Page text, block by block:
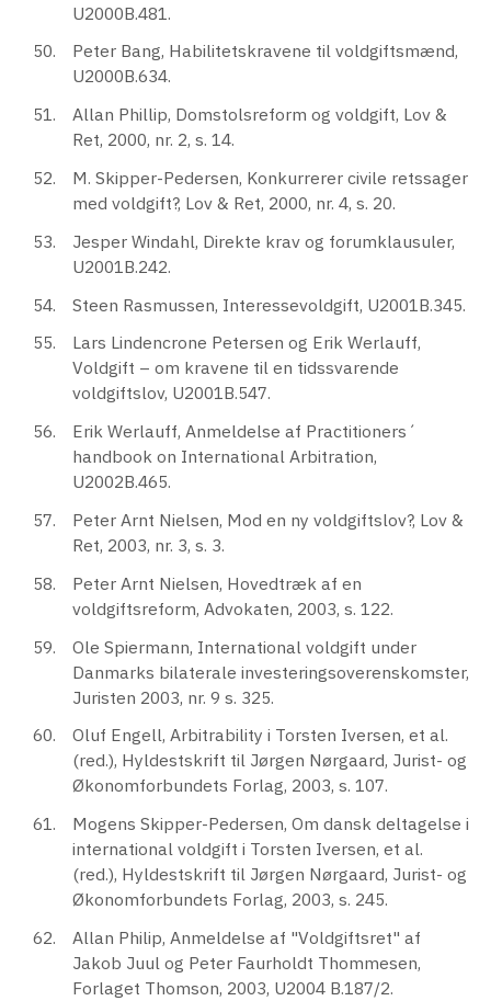
U2000B.481.
Peter Bang, Habilitetskravene til voldgiftsmænd,
U2000B.634.
Allan Phillip, Domstolsreform og voldgift, Lov &
Ret, 2000, nr. 2, s. 14.
M. Skipper-Pedersen, Konkurrerer civile retssager
med voldgift?, Lov & Ret, 2000, nr. 4, s. 20.
Jesper Windahl, Direkte krav og forumklausuler,
U2001B.242.
Steen Rasmussen, Interessevoldgift, U2001B.345.
Lars Lindencrone Petersen og Erik Werlauff,
Voldgift – om kravene til en tidssvarende
voldgiftslov, U2001B.547.
Erik Werlauff, Anmeldelse af Practitioners´
handbook on International Arbitration,
U2002B.465.
Peter Arnt Nielsen, Mod en ny voldgiftslov?, Lov &
Ret, 2003, nr. 3, s. 3.
Peter Arnt Nielsen, Hovedtræk af en
voldgiftsreform, Advokaten, 2003, s. 122.
Ole Spiermann, International voldgift under
Danmarks bilaterale investeringsoverenskomster,
Juristen 2003, nr. 9 s. 325.
Oluf Engell, Arbitrability i Torsten Iversen, et al.
(red.), Hyldestskrift til Jørgen Nørgaard, Jurist- og
Økonomforbundets Forlag, 2003, s. 107.
Mogens Skipper-Pedersen, Om dansk deltagelse i
international voldgift i Torsten Iversen, et al.
(red.), Hyldestskrift til Jørgen Nørgaard, Jurist- og
Økonomforbundets Forlag, 2003, s. 245.
Allan Philip, Anmeldelse af "Voldgiftsret" af
Jakob Juul og Peter Faurholdt Thommesen,
Forlaget Thomson, 2003, U2004 B.187/2.